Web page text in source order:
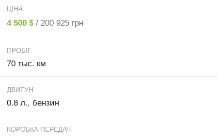
ЦІНА
4 500 $ / 200 925 грн
ПРОБІГ
70 тыс. км
ДВИГУН
0.8 л., бензин
КОРОБКА ПЕРЕДАЧ